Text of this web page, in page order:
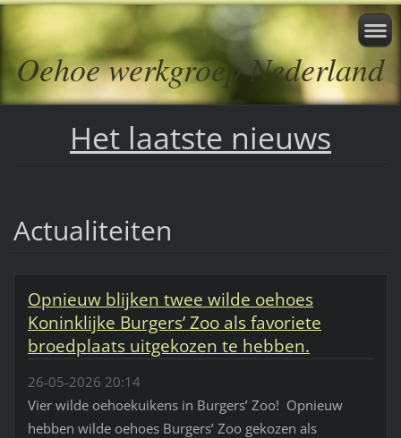
Oehoe werkgroep Nederland
Het laatste nieuws
Actualiteiten
Opnieuw blijken twee wilde oehoes
Koninklijke Burgers’ Zoo als favoriete
broedplaats uitgekozen te hebben.
26-05-2026 20:14
Vier wilde oehoekuikens in Burgers’ Zoo! Opnieuw
hebben wilde oehoes Burgers’ Zoo gekozen als